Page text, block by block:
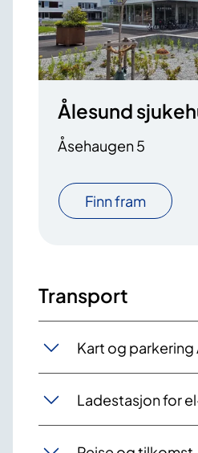
Ålesund
Åsehaugen 5
Finn fram
Transport
Kart og parkering
Ladestasjon for